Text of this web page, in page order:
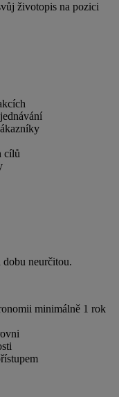
životopis na pozici
cílů
dobu neurčitou.
minimálně 1 rok